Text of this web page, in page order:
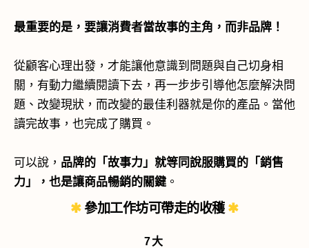
最重要的是，要讓消費者當故事的主角，而非品牌！
從顧客心理出發，才能讓他意識到問題與自己切身相
關，有動力繼續閱讀下去，再一步步引導他怎麼解決問
題、改變現狀，而改變的最佳利器就是你的產品。當他
讀完故事，也完成了購買。
可以說， 品牌的「故事力」就等同說服購買的「銷售
力」，也是讓商品暢銷的關鍵。
✱參加工作坊可帶走的收穫 ✱
7大